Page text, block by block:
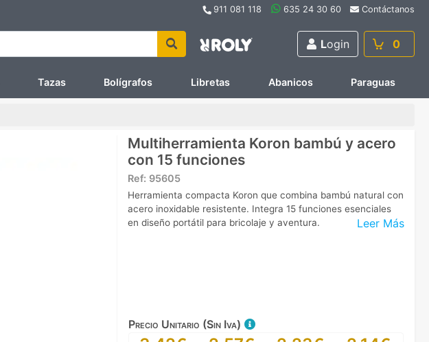
911 081 118 635 24 30 60 Contáctanos
Login 0
Tazas Bolígrafos Libretas Abanicos Paraguas
Multiherramienta Koron bambú y acero
con 15 funciones
Ref: 95605
Leer Más
Herramienta compacta Koron que combina bambú natural con
acero inoxidable resistente. Integra 15 funciones esenciales
en diseño portátil para bricolaje y aventura.
Precio Unitario (Sin Iva)